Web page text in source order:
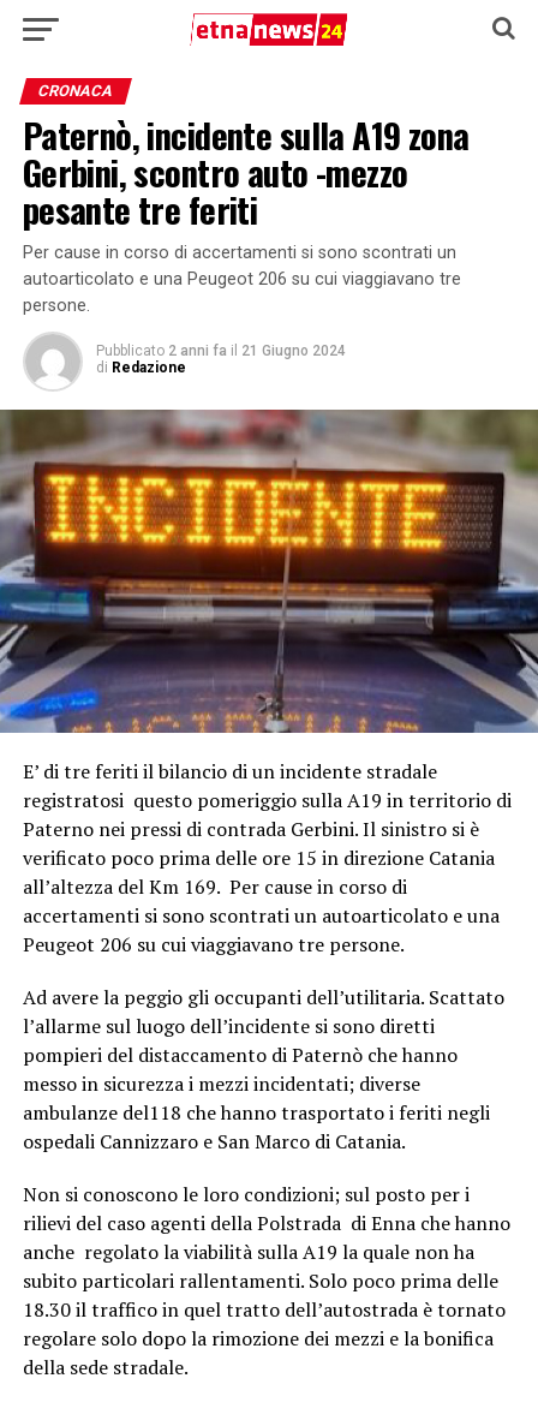
CRONACA
Paternò, incidente sulla A19 zona
Gerbini, scontro auto -mezzo
pesante tre feriti
Per cause in corso di accertamenti si sono scontrati un
autoarticolato e una Peugeot 206 su cui viaggiavano tre
persone.
Pubblicato 2 anni fa il 21 Giugno 2024
di Redazione
E’ di tre feriti il bilancio di un incidente stradale
registratosi questo pomeriggio sulla A19 in territorio di
Paterno nei pressi di contrada Gerbini. Il sinistro si è
verificato poco prima delle ore 15 in direzione Catania
all’altezza del Km 169. Per cause in corso di
accertamenti si sono scontrati un autoarticolato e una
Peugeot 206 su cui viaggiavano tre persone.
Ad avere la peggio gli occupanti dell’utilitaria. Scattato
l’allarme sul luogo dell’incidente si sono diretti
pompieri del distaccamento di Paternò che hanno
messo in sicurezza i mezzi incidentati; diverse
ambulanze del118 che hanno trasportato i feriti negli
ospedali Cannizzaro e San Marco di Catania.
Non si conoscono le loro condizioni; sul posto per i
rilievi del caso agenti della Polstrada di Enna che hanno
anche regolato la viabilità sulla A19 la quale non ha
subito particolari rallentamenti. Solo poco prima delle
18.30 il traffico in quel tratto dell’autostrada è tornato
regolare solo dopo la rimozione dei mezzi e la bonifica
della sede stradale.